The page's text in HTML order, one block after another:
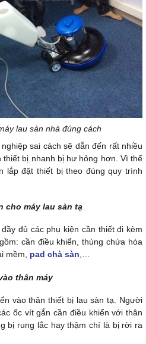
lau sàn nhà đúng cách
sai cách sẽ dẫn đến rất nhiều
thiết bị nhanh bị hư hỏng hơn. Vì thế
lắp đặt thiết bị theo đúng quy trình
cho máy lau sàn tạ
đủ các phụ kiện cần thiết đi kèm
cần điều khiển, thùng chứa hóa
mềm, pad chà sàn
thân máy
vào thân thiết bị lau sàn tạ. Người
ốc vít gắn cần điều khiển với thân
bị rung lắc hay thậm chí là bị rời ra